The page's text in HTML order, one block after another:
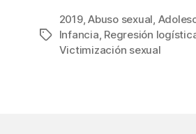
Etiquetas
2019,Abuso sexual,
Infancia, Regresión
Victimización sexual